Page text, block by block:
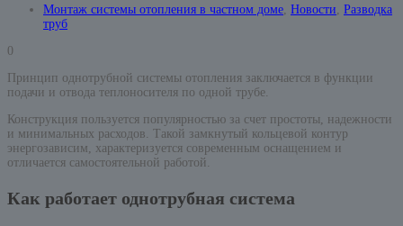
Монтаж системы отопления в частном доме, Новости, Разводка
труб
0
Принцип однотрубной системы отопления заключается в функции
подачи и отвода теплоносителя по одной трубе.
Конструкция пользуется популярностью за счет простоты, надежности
и минимальных расходов. Такой замкнутый кольцевой контур
энергозависим, характеризуется современным оснащением и
отличается самостоятельной работой.
Как работает однотрубная система